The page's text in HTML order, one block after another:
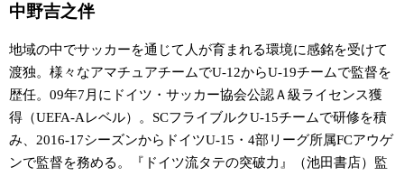
中野吉之伴
地域の中でサッカーを通じて人が育まれる環境に感銘を受けて
渡独。様々なアマチュアチームでU-12からU-19チームで監督を
歴任。09年7月にドイツ・サッカー協会公認Ａ級ライセンス獲
得（UEFA-Aレベル）。SCフライブルクU-15チームで研修を積
み、2016-17シーズンからドイツU-15・4部リーグ所属FCアウゲ
ンで監督を務める。『ドイツ流タテの突破力』（池田書店）監